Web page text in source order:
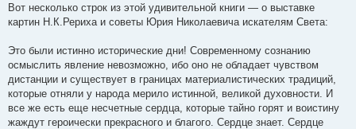
Вот несколько строк из этой удивительной книги — о выставке
картин Н.К.Рериха и советы Юрия Николаевича искателям Света:
Это были истинно исторические дни! Современному сознанию
осмыслить явление невозможно, ибо оно не обладает чувством
дистанции и существует в границах материалистических традиций,
которые отняли у народа мерило истинной, великой духовности. И
все же есть еще несчетные сердца, которые тайно горят и воистину
жаждут героически прекрасного и благого. Сердце знает. Сердце